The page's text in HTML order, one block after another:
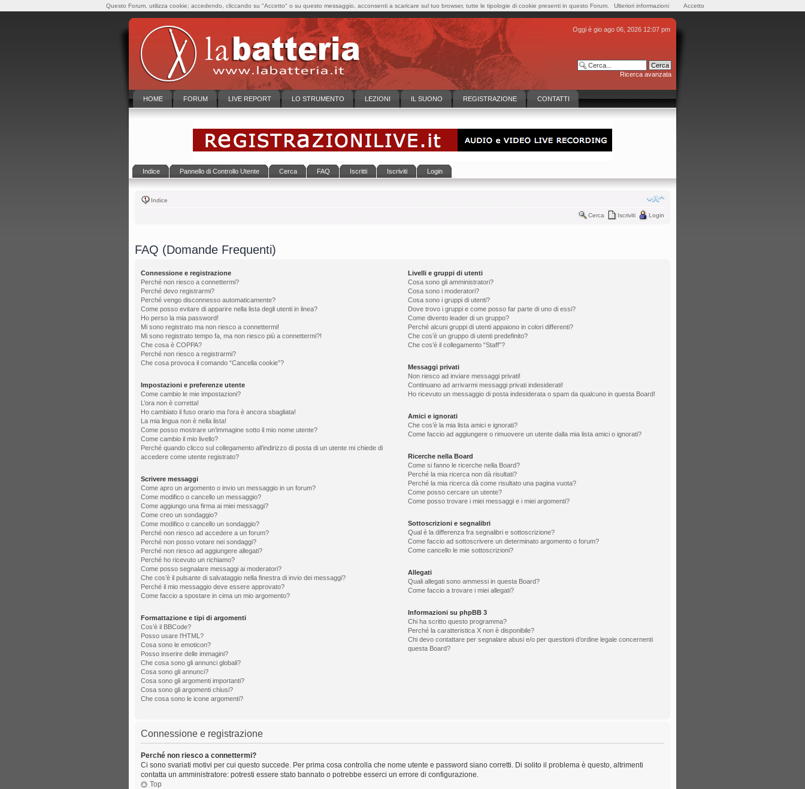
Oggi è gio ago 06, 2026 12:07 pm
Ricerca avanzata
HOME FORUM LIVE REPORT LO STRUMENTO LEZIONI IL SUONO REGISTRAZIONE CONTATTI
Indice Pannello di Controllo Utente Cerca FAQ Iscritti Iscriviti Login
Indice
Cerca Iscriviti Login
FAQ (Domande Frequenti)
Connessione e registrazione
Perché non riesco a connettermi?
Perché devo registrarmi?
Perché vengo disconnesso automaticamente?
Come posso evitare di apparire nella lista degli utenti in linea?
Ho perso la mia password!
Mi sono registrato ma non riesco a connettermi!
Mi sono registrato tempo fa, ma non riesco più a connettermi?!
Che cosa è COPPA?
Perché non riesco a registrarmi?
Che cosa provoca il comando “Cancella cookie”?
Impostazioni e preferenze utente
Come cambio le mie impostazioni?
L’ora non è corretta!
Ho cambiato il fuso orario ma l’ora è ancora sbagliata!
La mia lingua non è nella lista!
Come posso mostrare un’immagine sotto il mio nome utente?
Come cambio il mio livello?
Perché quando clicco sul collegamento all’indirizzo di posta di un utente mi chiede di
accedere come utente registrato?
Scrivere messaggi
Come apro un argomento o invio un messaggio in un forum?
Come modifico o cancello un messaggio?
Come aggiungo una firma ai miei messaggi?
Come creo un sondaggio?
Come modifico o cancello un sondaggio?
Perché non riesco ad accedere a un forum?
Perché non posso votare nei sondaggi?
Perché non riesco ad aggiungere allegati?
Perché ho ricevuto un richiamo?
Come posso segnalare messaggi ai moderatori?
Che cos’è il pulsante di salvataggio nella finestra di invio dei messaggi?
Perché il mio messaggio deve essere approvato?
Come faccio a spostare in cima un mio argomento?
Formattazione e tipi di argomenti
Cos’è il BBCode?
Posso usare l’HTML?
Cosa sono le emoticon?
Posso inserire delle immagini?
Che cosa sono gli annunci globali?
Cosa sono gli annunci?
Cosa sono gli argomenti importanti?
Cosa sono gli argomenti chiusi?
Che cosa sono le icone argomenti?
Livelli e gruppi di utenti
Cosa sono gli amministratori?
Cosa sono i moderatori?
Cosa sono i gruppi di utenti?
Dove trovo i gruppi e come posso far parte di uno di essi?
Come divento leader di un gruppo?
Perché alcuni gruppi di utenti appaiono in colori differenti?
Che cos’è un gruppo di utenti predefinito?
Che cos’è il collegamento “Staff”?
Messaggi privati
Non riesco ad inviare messaggi privati!
Continuano ad arrivarmi messaggi privati indesiderati!
Ho ricevuto un messaggio di posta indesiderata o spam da qualcuno in questa Board!
Amici e ignorati
Che cos’è la mia lista amici e ignorati?
Come faccio ad aggiungere o rimuovere un utente dalla mia lista amici o ignorati?
Ricerche nella Board
Come si fanno le ricerche nella Board?
Perché la mia ricerca non dà risultati?
Perché la mia ricerca dà come risultato una pagina vuota?
Come posso cercare un utente?
Come posso trovare i miei messaggi e i miei argomenti?
Sottoscrizioni e segnalibri
Qual è la differenza fra segnalibri e sottoscrizione?
Come faccio ad sottoscrivere un determinato argomento o forum?
Come cancello le mie sottoscrizioni?
Allegati
Quali allegati sono ammessi in questa Board?
Come faccio a trovare i miei allegati?
Informazioni su phpBB 3
Chi ha scritto questo programma?
Perché la caratteristica X non è disponibile?
Chi devo contattare per segnalare abusi e/o per questioni d’ordine legale concernenti
questa Board?
Connessione e registrazione
Perché non riesco a connettermi?
Ci sono svariati motivi per cui questo succede. Per prima cosa controlla che nome utente e password siano corretti. Di solito il problema è questo, altrimenti
contatta un amministratore: potresti essere stato bannato o potrebbe esserci un errore di configurazione.
Top
Questo Forum, utilizza cookie; accedendo, cliccando su "Accetto" o su questo messaggio, acconsenti a scaricare sul tuo browser, tutte le tipologie di cookie presenti in questo Forum. Ulteriori informazioni Accetto